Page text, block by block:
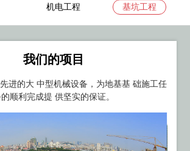
机电工程 基坑工程
我们的项目
先进的大 中型机械设备，为地基基 础施工任
顺利完成提 供坚实的保证。